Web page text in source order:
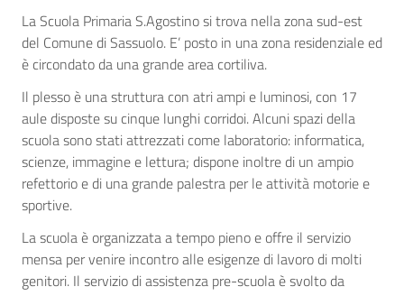
La Scuola Primaria S.Agostino si trova nella zona sud-est
del Comune di Sassuolo. E’ posto in una zona residenziale ed
è circondato da una grande area cortiliva.
Il plesso è una struttura con atri ampi e luminosi, con 17
aule disposte su cinque lunghi corridoi. Alcuni spazi della
scuola sono stati attrezzati come laboratorio: informatica,
scienze, immagine e lettura; dispone inoltre di un ampio
refettorio e di una grande palestra per le attività motorie e
sportive.
La scuola è organizzata a tempo pieno e offre il servizio
mensa per venire incontro alle esigenze di lavoro di molti
genitori. Il servizio di assistenza pre-scuola è svolto da